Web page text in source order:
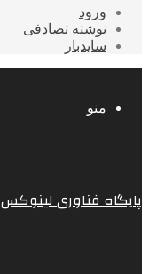
ورود
نوشته تصادفی
سایدبار
منو
پایگاه فناوری لینوکس